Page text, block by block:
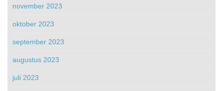
november 2023
oktober 2023
september 2023
augustus 2023
juli 2023